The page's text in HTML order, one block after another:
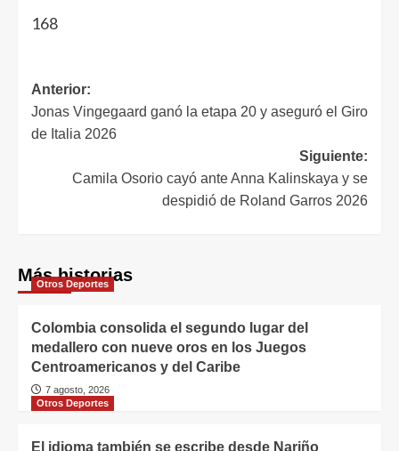
168
Anterior:
Jonas Vingegaard ganó la etapa 20 y aseguró el Giro
de Italia 2026
Siguiente:
Camila Osorio cayó ante Anna Kalinskaya y se
despidió de Roland Garros 2026
Más historias
Otros Deportes
Colombia consolida el segundo lugar del
medallero con nueve oros en los Juegos
Centroamericanos y del Caribe
7 agosto, 2026
Otros Deportes
El idioma también se escribe desde Nariño